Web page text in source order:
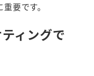
要です。
ィングで